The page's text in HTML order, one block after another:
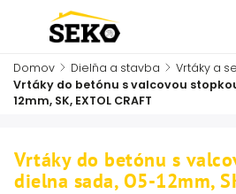
Domov / Dielňa a stavba / Vrtáky a
Vrtáky do betónu s valcovou
12mm, SK, EXTOL CRAFT
Vrtáky do betónu s
dielna sada, O5-12mm,